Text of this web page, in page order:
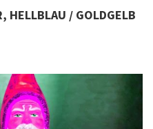
HELLBLAU / GOLDGELB